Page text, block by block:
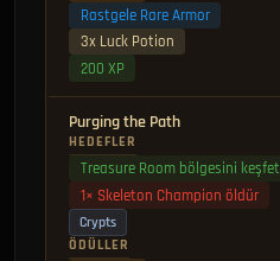
Rastgele Rare Armor
3x Luck Potion
200 XP
Purging the Path
HEDEFLER
Treasure Room bölgesini keşfet
1× Skeleton Champion öldür
Crypts
ÖDÜLLER